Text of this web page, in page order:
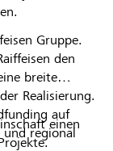
Gruppe.
den
breite
Realisierung.
auf
regional
einen